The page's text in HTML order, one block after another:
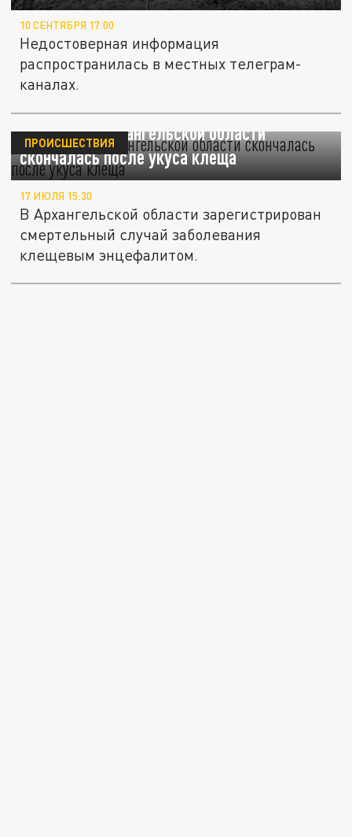
10 СЕНТЯБРЯ 17:00
Недостоверная информация
распространилась в местных телеграм-
каналах.
Женщина в Архангельской области
скончалась после укуса клеща
ПРОИСШЕСТВИЯ
17 ИЮЛЯ 15:30
В Архангельской области зарегистрирован
смертельный случай заболевания
клещевым энцефалитом.